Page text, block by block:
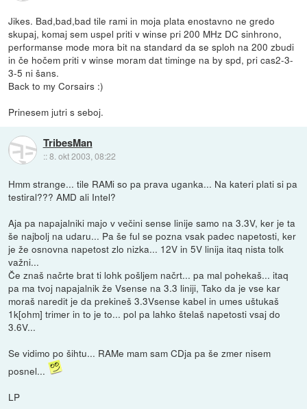
Jikes. Bad,bad,bad tile rami in moja plata enostavno ne gredo
skupaj, komaj sem uspel priti v winse pri 200 MHz DC sinhrono,
performanse mode mora bit na standard da se sploh na 200 zbudi
in če hočem priti v winse moram dat timinge na by spd, pri cas2-3-
3-5 ni šans.
Back to my Corsairs :)
Prinesem jutri s seboj.
TribesMan
::8. okt 2003, 08:22
Hmm strange... tile RAMi so pa prava uganka... Na kateri plati si pa
testiral??? AMD ali Intel?
Aja pa napajalniki majo v večini sense linije samo na 3.3V, ker je ta
še najbolj na udaru... Pa še ful se pozna vsak padec napetosti, ker
je že osnovna napetost zlo nizka... 12V in 5V linija itaq nista tolk
važni...
Če znaš načrte brat ti lohk pošljem načrt... pa mal pohekaš... itaq
pa ma tvoj napajalnik že Vsense na 3.3 liniji, Tako da je vse kar
moraš naredit je da prekineš 3.3Vsense kabel in umes uštukaš
1k[ohm] trimer in to je to... pol pa lahko štelaš napetosti vsaj do
3.6V...
Se vidimo po šihtu... RAMe mam sam CDja pa še zmer nisem
posnel...
LP